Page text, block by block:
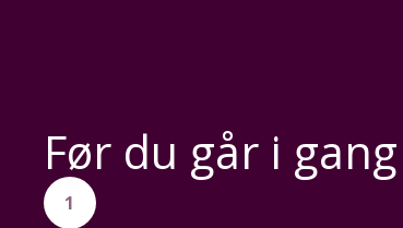
Før du går i gang
1